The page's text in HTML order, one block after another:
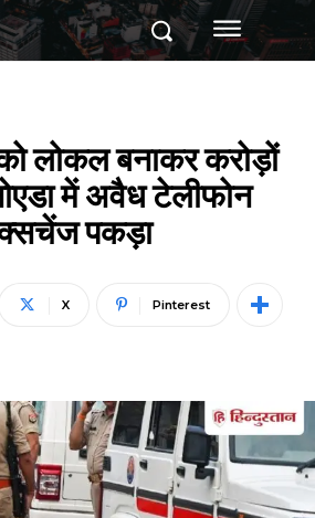
लोकल बनाकर करोड़ों
में अवैध टेलीफोन
पकड़ा
X Pinterest